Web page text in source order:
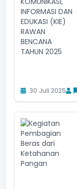
30 Juli 2025